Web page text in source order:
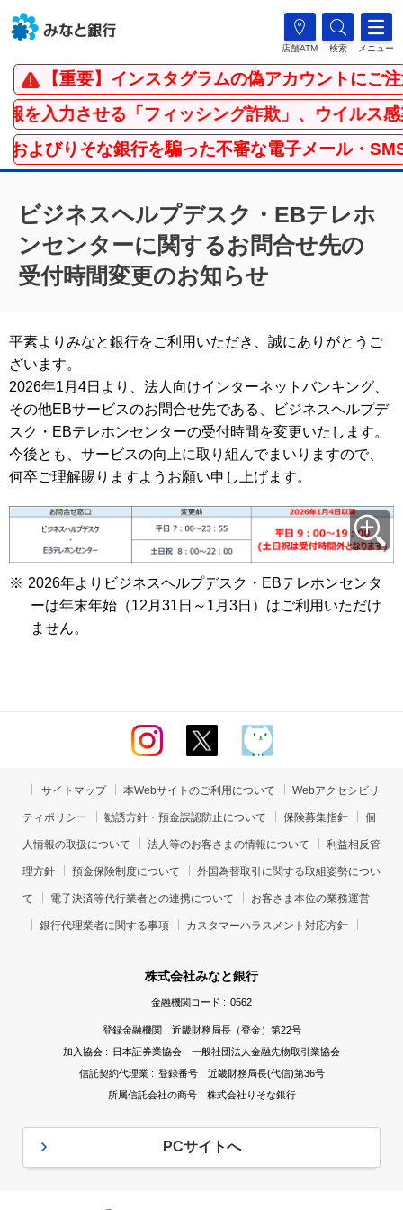
店舗ATM 検索 メニュー
【重要】インスタグラムの偽アカウントにご注
を入力させる「フィッシング詐欺」、ウイルス感
よびりそな銀行を騙った不審な電子メール・
ビジネスヘルプデスク・EBテレホ
ンセンターに関するお問合せ先の
受付時間変更のお知らせ
平素よりみなと銀行をご利用いただき、誠にありがとうご
ざいます。
2026年1月4日より、法人向けインターネットバンキング、
その他EBサービスのお問合せ先である、ビジネスヘルプデ
スク・EBテレホンセンターの受付時間を変更いたします。
今後とも、サービスの向上に取り組んでまいりますので、
何卒ご理解賜りますようお願い申し上げます。
※ 2026年よりビジネスヘルプデスク・EBテレホンセンタ
ーは年末年始（12月31日～1月3日）はご利用いただけ
ません。
サイトマップ 本Webサイトのご利用について Webアクセシビリ
ティポリシー 勧誘方針・預金誤認防止について 保険募集指針 個
人情報の取扱について 法人等のお客さまの情報について 利益相反管
理方針 預金保険制度について 外国為替取引に関する取組姿勢につい
て 電子決済等代行業者との連携について お客さま本位の業務運営
銀行代理業者に関する事項 カスタマーハラスメント対応方針
株式会社みなと銀行
金融機関コード : 0562
登録金融機関 : 近畿財務局長（登金）第22号
加入協会 : 日本証券業協会 一般社団法人金融先物取引業協会
信託契約代理業 : 登録番号 近畿財務局長(代信)第36号
所属信託会社の商号 : 株式会社りそな銀行
PCサイトへ